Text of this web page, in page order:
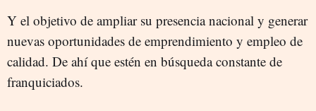
Y el objetivo de ampliar su presencia nacional y generar
nuevas oportunidades de emprendimiento y empleo de
calidad. De ahí que estén en búsqueda constante de
franquiciados.